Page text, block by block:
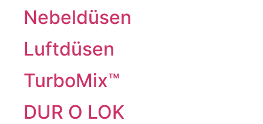
Nebeldüsen
Luftdüsen
TurboMix™
DUR O LOK